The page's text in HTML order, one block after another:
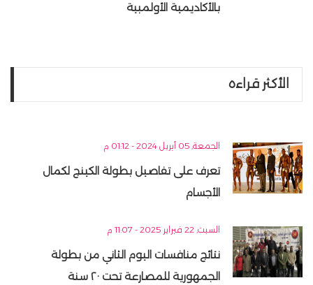
بالأكاديمية الأولمبية
الأكثر قراءه
الجمعة, 05 أبريل 2024 - 01:12 م
تعرف على تفاصيل بطولة الكينج لكمال
الأجسام
السبت, 22 فبراير 2025 - 11:07 م
نتائج منافسات اليوم الثاني من بطولة
الجمهورية للمصارعة تحت ٢٠ سنة